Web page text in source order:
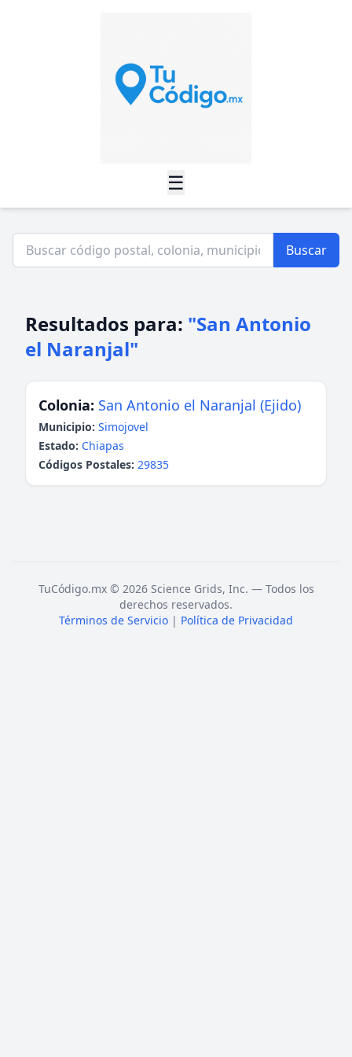
☰
Buscar
Resultados para: "San Antonio
el Naranjal"
Colonia: San Antonio el Naranjal (Ejido)
Municipio: Simojovel
Estado: Chiapas
Códigos Postales: 29835
TuCódigo.mx © 2026 Science Grids, Inc. — Todos los
derechos reservados.
Términos de Servicio | Política de Privacidad